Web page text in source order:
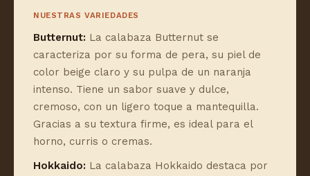
NUESTRAS VARIEDADES
Butternut: La calabaza Butternut se
caracteriza por su forma de pera, su piel de
color beige claro y su pulpa de un naranja
intenso. Tiene un sabor suave y dulce,
cremoso, con un ligero toque a mantequilla.
Gracias a su textura firme, es ideal para el
horno, curris o cremas.
Hokkaido: La calabaza Hokkaido destaca por